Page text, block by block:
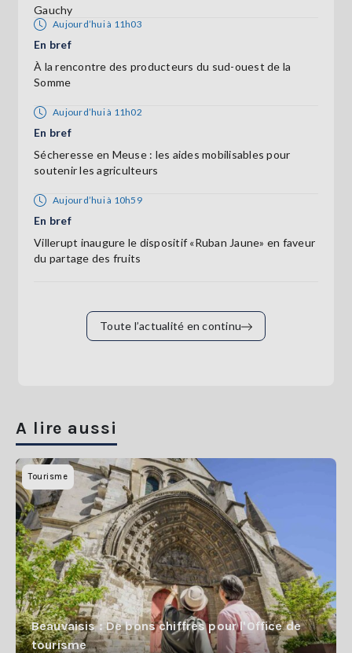
Gauchy
Aujourd’hui à 11h03
En bref
À la rencontre des producteurs du sud-ouest de la
Somme
Aujourd’hui à 11h02
En bref
Sécheresse en Meuse : les aides mobilisables pour
soutenir les agriculteurs
Aujourd’hui à 10h59
En bref
Villerupt inaugure le dispositif «Ruban Jaune» en faveur
du partage des fruits
Toute l’actualité en continu
A lire aussi
Tourisme
Beauvaisis : De bons chiffres pour l'Office de
tourisme